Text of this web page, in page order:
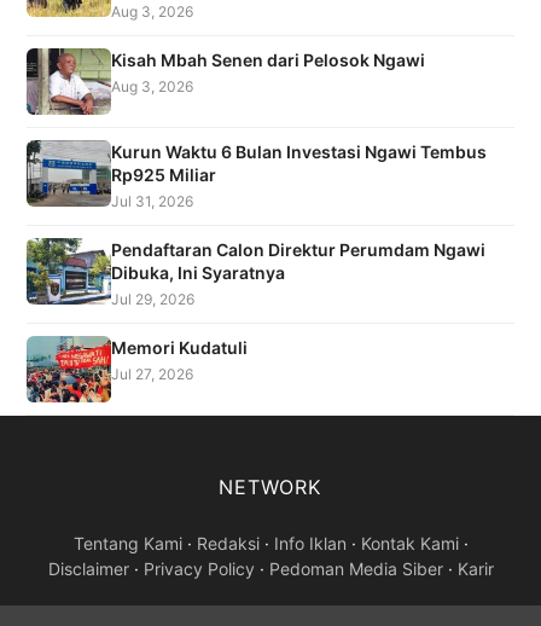
Aug 3, 2026
Kisah Mbah Senen dari Pelosok Ngawi
Aug 3, 2026
Kurun Waktu 6 Bulan Investasi Ngawi Tembus
Rp925 Miliar
Jul 31, 2026
Pendaftaran Calon Direktur Perumdam Ngawi
Dibuka, Ini Syaratnya
Jul 29, 2026
Memori Kudatuli
Jul 27, 2026
NETWORK
Tentang Kami· Redaksi· Info Iklan · Kontak Kami·
Disclaimer· Privacy Policy · Pedoman Media Siber· Karir